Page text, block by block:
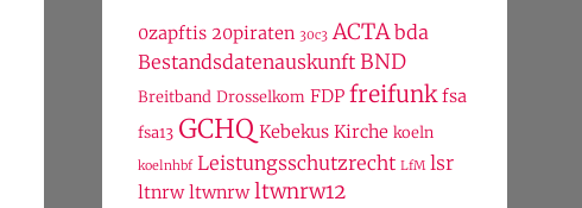
0zapftis 20piraten 30c3 ACTA bda
Bestandsdatenauskunft BND
Breitband Drosselkom FDP freifunk fsa
fsa13 GCHQ Kebekus Kirche koeln
koelnhbf Leistungsschutzrecht LfM lsr
ltnrw ltwnrw ltwnrw12